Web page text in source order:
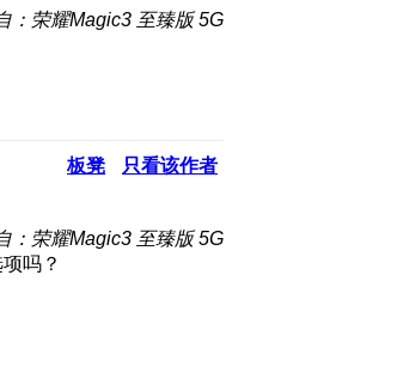
：荣耀Magic3 至臻版 5G
板凳 只看该作者
：荣耀Magic3 至臻版 5G
吗？